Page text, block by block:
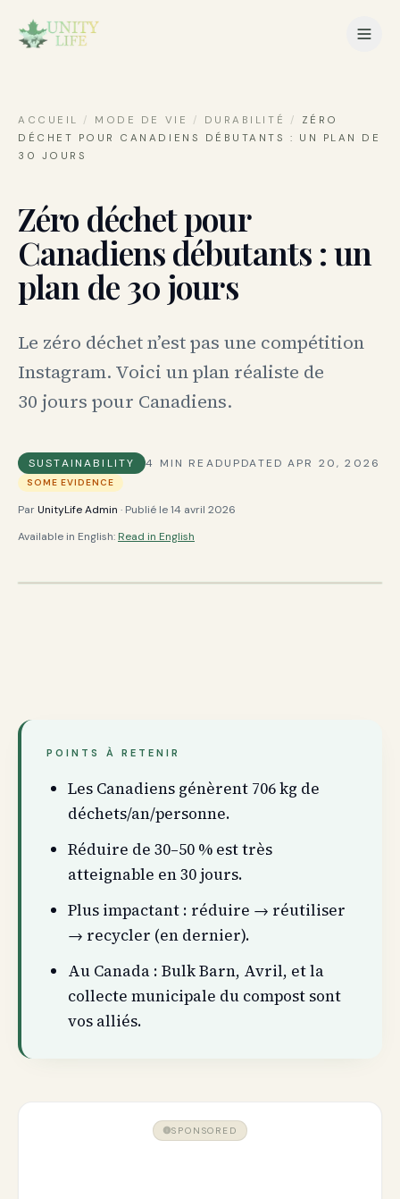
ACCUEIL / MODE DE VIE / DURABILITÉ /
ZÉRO
DÉCHET POUR CANADIENS DÉBUTANTS : UN PLAN DE
30 JOURS
Zéro déchet pour
Canadiens débutants : un
plan de 30 jours
Le zéro déchet n’est pas une compétition
Instagram. Voici un plan réaliste de
30 jours pour Canadiens.
SUSTAINABILITY 4 MIN READUPDATED APR 20, 2026
SOME EVIDENCE
ParUnityLife Admin · Publié le14 avril 2026
Available in English: Read in English
POINTS À RETENIR
Les Canadiens génèrent 706 kg de
déchets/an/personne.
Réduire de 30–50 % est très
atteignable en 30 jours.
Plus impactant : réduire → réutiliser
→ recycler (en dernier).
Au Canada : Bulk Barn, Avril, et la
collecte municipale du compost sont
vos alliés.
SPONSORED